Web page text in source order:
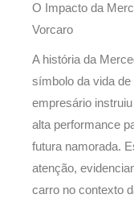
O Impacto da
Vorcaro
A história da
símbolo da vida
empresário
alta performance
futura namorada.
atenção,
carro no contexto